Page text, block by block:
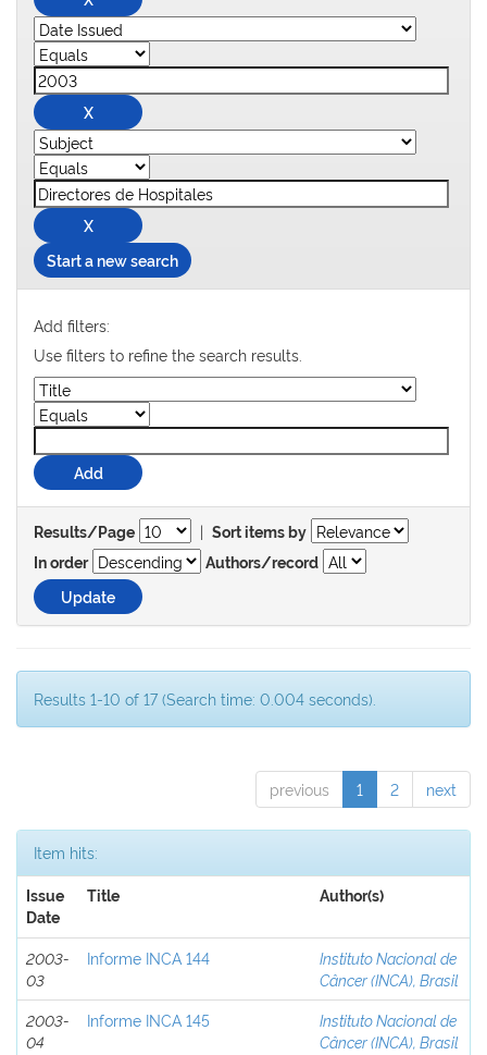
Start a new search
Add filters:
Use filters to refine the search results.
Results/Page | Sort items by
In order
Authors/record
Results 1-10 of 17 (Search time: 0.004 seconds).
previous 1 2 next
Item hits:
Issue
Date
Title Author(s)
2003-
03
Informe INCA 144
Instituto Nacional de
Câncer (INCA), Brasil
2003-
04
Informe INCA 145
Instituto Nacional de
Câncer (INCA), Brasil